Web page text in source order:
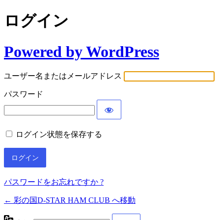
ログイン
Powered by WordPress
ユーザー名またはメールアドレス
パスワード
ログイン状態を保存する
パスワードをお忘れですか ?
← 彩の国D-STAR HAM CLUB へ移動